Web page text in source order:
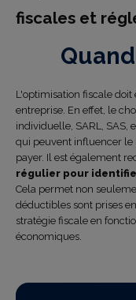
fiscales et
L'optimisation fiscale doit
entreprise. En effet, le
individuelle, SARL, SAS,
qui peuvent influencer le
payer. Il est également
régulier pour
Cela permet non
déductibles sont prises
stratégie fiscale en
économiques.